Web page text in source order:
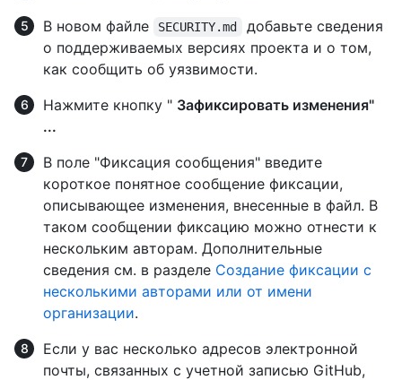
В новом файле
SECURITY.md
добавьте сведения
о поддерживаемых версиях проекта и о том,
как сообщить об уязвимости.
Нажмите кнопку " Зафиксировать изменения"
...
В поле "Фиксация сообщения" введите
короткое понятное сообщение фиксации,
описывающее изменения, внесенные в файл. В
таком сообщении фиксацию можно отнести к
нескольким авторам. Дополнительные
сведения см. в разделе Создание фиксации с
несколькими авторами или от имени
организации.
Если у вас несколько адресов электронной
почты, связанных с учетной записью GitHub,